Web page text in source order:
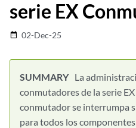
serie EX
date_range 02-Dec-25
La
conmutadores de la serie
conmutador se interrumpa
para todos los